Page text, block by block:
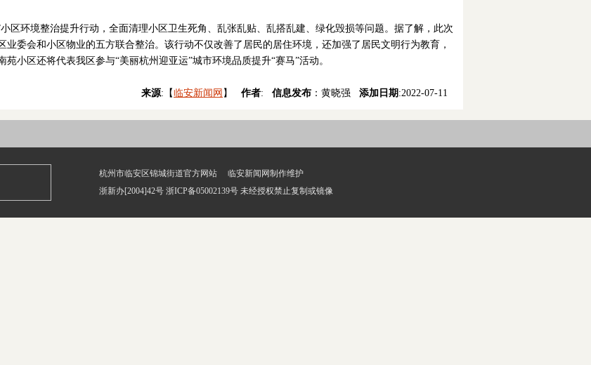
区环境整治提升行动，全面清理小区卫生死角、乱张乱贴、乱搭乱建、绿化毁损等问题。据了解，此次
委会和小区物业的五方联合整治。该行动不仅改善了居民的居住环境，还加强了居民文明行为教育，
小区还将代表我区参与“美丽杭州迎亚运”城市环境品质提升“赛马”活动。
来源:【临安新闻网 】 作者: 信息发布 ：黄晓强 添加日期 :2022-07-11
杭州市临安区锦城街道官方网站 临安新闻网制作维护
浙新办[2004]42号 浙ICP备05002139号 未经授权禁止复制或镜像